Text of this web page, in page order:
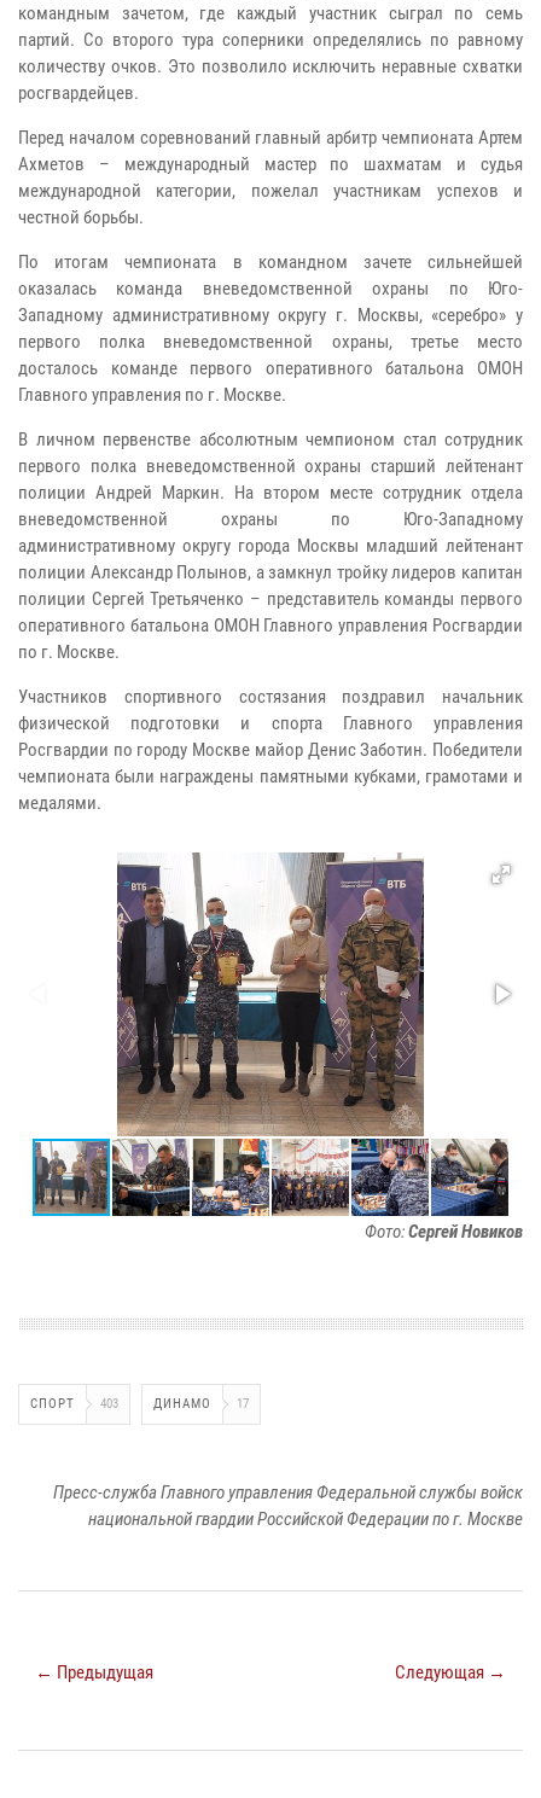
командным зачетом, где каждый участник сыграл по семь
партий. Со второго тура соперники определялись по равному
количеству очков. Это позволило исключить неравные схватки
росгвардейцев.
Перед началом соревнований главный арбитр чемпионата Артем
Ахметов – международный мастер по шахматам и судья
международной категории, пожелал участникам успехов и
честной борьбы.
По итогам чемпионата в командном зачете сильнейшей
оказалась команда вневедомственной охраны по Юго-
Западному административному округу г. Москвы, «серебро» у
первого полка вневедомственной охраны, третье место
досталось команде первого оперативного батальона ОМОН
Главного управления по г. Москве.
В личном первенстве абсолютным чемпионом стал сотрудник
первого полка вневедомственной охраны старший лейтенант
полиции Андрей Маркин. На втором месте сотрудник отдела
вневедомственной охраны по Юго-Западному
административному округу города Москвы младший лейтенант
полиции Александр Полынов, а замкнул тройку лидеров капитан
полиции Сергей Третьяченко – представитель команды первого
оперативного батальона ОМОН Главного управления Росгвардии
по г. Москве.
Участников спортивного состязания поздравил начальник
физической подготовки и спорта Главного управления
Росгвардии по городу Москве майор Денис Заботин. Победители
чемпионата были награждены памятными кубками, грамотами и
медалями.
Фото:Сергей Новиков
СПОРТ 403 ДИНАМО 17
Пресс-служба Главного управления Федеральной службы войск
национальной гвардии Российской Федерации по г. Москве
← Предыдущая Следующая →